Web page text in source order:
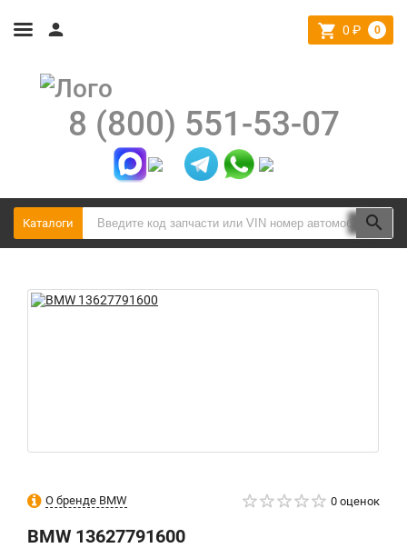
0 ₽ 0
8 (800) 551-53-07
Каталоги
О бренде BMW 0 оценок
BMW 13627791600